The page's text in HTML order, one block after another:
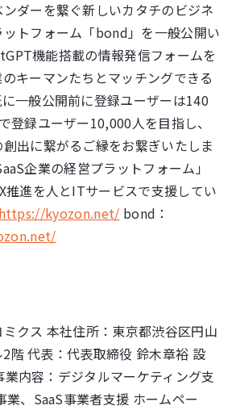
ダーを繋ぐ新しいカタチのビジネ
トフォーム「bond」を一般公開い
機能搭載の情報発信フォームを
キーマンたちとマッチングできる
一般公開前に登録ユーザーは140
登録ユーザー10,000人を目指し、
出に繋がるご縁をお繋ぎいたしま
企業の経営プラットフォーム」
推進を人とITサービスで支援してい
https://kyozon.net/ bond：
クス 本社住所：東京都渋⾕区円⼭
階 代表：代表取締役 鈴⽊章裕 設
内容：デジタルマーケティング⽀
業、SaaS事業者⽀援 ホームペー